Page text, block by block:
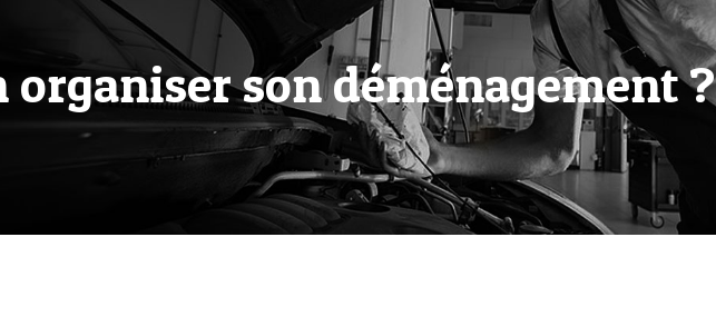
organiser son déménagement ?